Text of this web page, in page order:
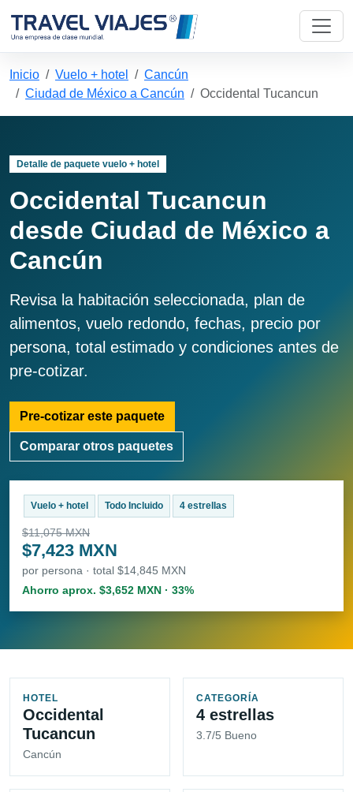
Inicio Vuelo + hotel
Cancún
Ciudad de México a Cancún
Occidental Tucancun
Detalle de paquete vuelo + hotel
Occidental Tucancun
desde Ciudad de México a
Cancún
Revisa la habitación seleccionada, plan de
alimentos, vuelo redondo, fechas, precio por
persona, total estimado y condiciones antes de
pre-cotizar.
Pre-cotizar este paquete
Comparar otros paquetes
Vuelo + hotel Todo Incluido 4 estrellas
$11,075 MXN
$7,423 MXN
por persona · total $14,845 MXN
Ahorro aprox. $3,652 MXN · 33%
HOTEL
Occidental
Tucancun
Cancún
CATEGORÍA
4 estrellas
3.7/5 Bueno